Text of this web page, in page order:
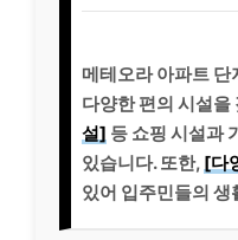
메테오라 아파트 단
다양한 편의 시설을
설] 등 쇼핑 시설과
있습니다. 또한, [다
있어 입주민들의